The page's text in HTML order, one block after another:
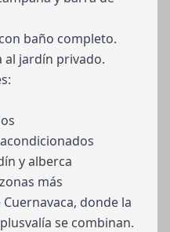
baño completo.
al jardín privado.
y alberca
más
donde la
se combinan.